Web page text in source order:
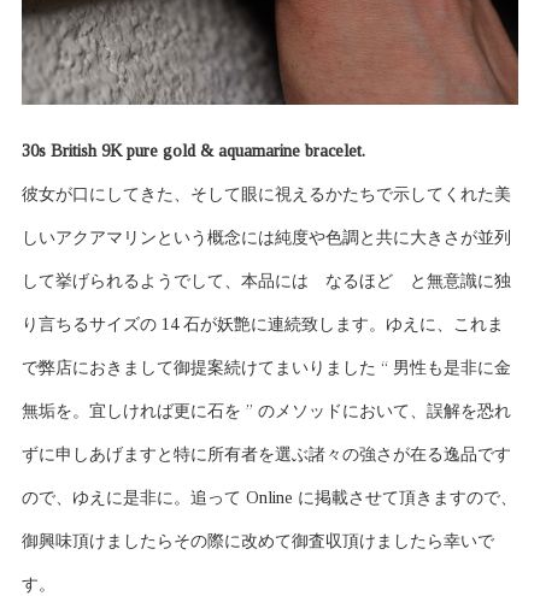
30s British 9K pure gold & aquamarine bracelet.
彼女が口にしてきた、そして眼に視えるかたちで示してくれた美
しいアクアマリンという概念には純度や色調と共に大きさが並列
して挙げられるようでして、本品には なるほど と無意識に独
り言ちるサイズの 14 石が妖艶に連続致します。ゆえに、これま
で弊店におきまして御提案続けてまいりました “ 男性も是非に金
無垢を。宜しければ更に石を ” のメソッドにおいて、誤解を恐れ
ずに申しあげますと特に所有者を選ぶ諸々の強さが在る逸品です
ので、ゆえに是非に。追って Online に掲載させて頂きますので、
御興味頂けましたらその際に改めて御査収頂けましたら幸いで
す。